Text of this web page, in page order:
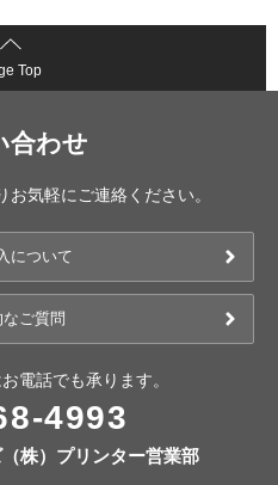
Top
合わせ
気軽にご連絡ください。
について
ご質問
電話でも承ります。
4993
株）プリンター営業部